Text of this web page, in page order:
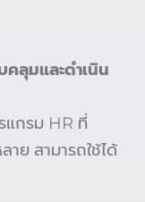
คลุมและดำเนิน
แกรม HR ที่
ย สามารถใช้ได้